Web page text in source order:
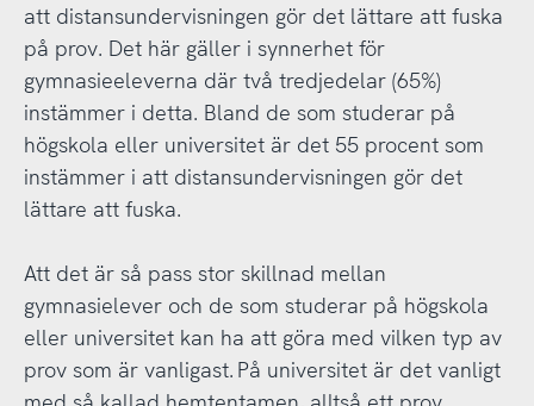
att distansundervisningen gör det lättare att fuska
på prov. Det här gäller i synnerhet för
gymnasieeleverna där två tredjedelar (65%)
instämmer i detta. Bland de som studerar på
högskola eller universitet är det 55 procent som
instämmer i att distansundervisningen gör det
lättare att fuska.
Att det är så pass stor skillnad mellan
gymnasielever och de som studerar på högskola
eller universitet kan ha att göra med vilken typ av
prov som är vanligast. På universitet är det vanligt